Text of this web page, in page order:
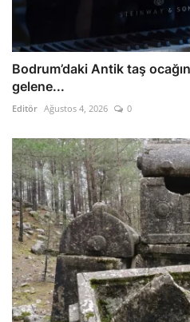
Bodrum’daki Antik taş
gelene...
Editör Ağustos 4, 2026 0